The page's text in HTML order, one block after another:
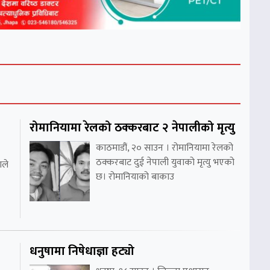
रोमानियामा रेलको ठक्करबाट २ नेपालीको मृत्यु
काठमाडौं, २० साउन । रोमानियामा रेलको
ठक्करबाट दुई नेपाली युवाको मृत्यु भएको
छ। रोमानियाको बाकाउ
धनुषामा निषेधाज्ञा हट्यो